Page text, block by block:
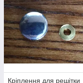
Кріплення для решітки